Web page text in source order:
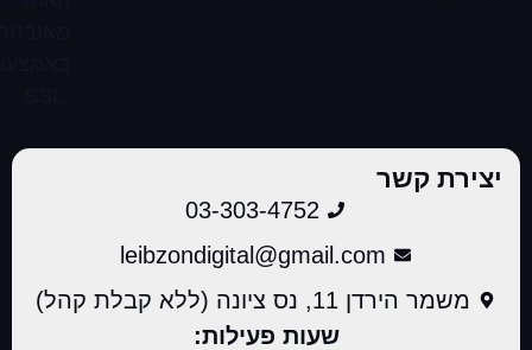
יצירת קשר
03-303-4752
leibzondigital@gmail.com
משמר הירדן 11, נס ציונה (ללא קבלת קהל)
שעות פעילות: